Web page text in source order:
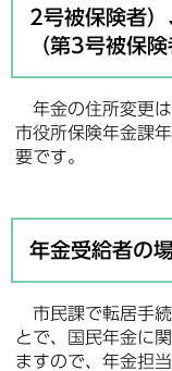
2号被保険者
（第3号被保
年金の住所変更は
市役所保険年金課
要です。
年金受給者の
市民課で転居手続
とで、国民年金に
ますので、年金担